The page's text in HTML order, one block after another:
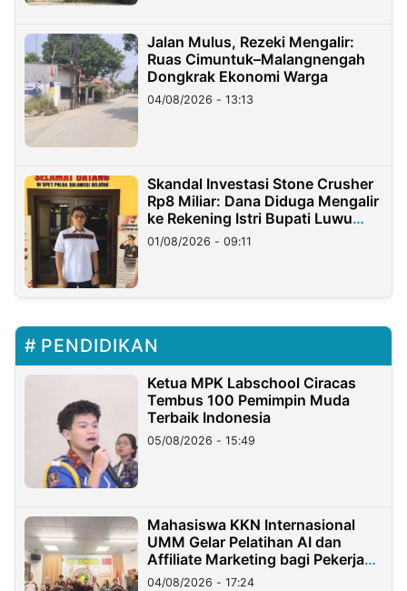
Jalan Mulus, Rezeki Mengalir:
Ruas Cimuntuk–Malangnengah
Dongkrak Ekonomi Warga
04/08/2026 - 13:13
Skandal Investasi Stone Crusher
Rp8 Miliar: Dana Diduga Mengalir
ke Rekening Istri Bupati Luwu
Timur
01/08/2026 - 09:11
PENDIDIKAN
Ketua MPK Labschool Ciracas
Tembus 100 Pemimpin Muda
Terbaik Indonesia
05/08/2026 - 15:49
Mahasiswa KKN Internasional
UMM Gelar Pelatihan AI dan
Affiliate Marketing bagi Pekerja
Migran Indonesia di Taiwan
04/08/2026 - 17:24